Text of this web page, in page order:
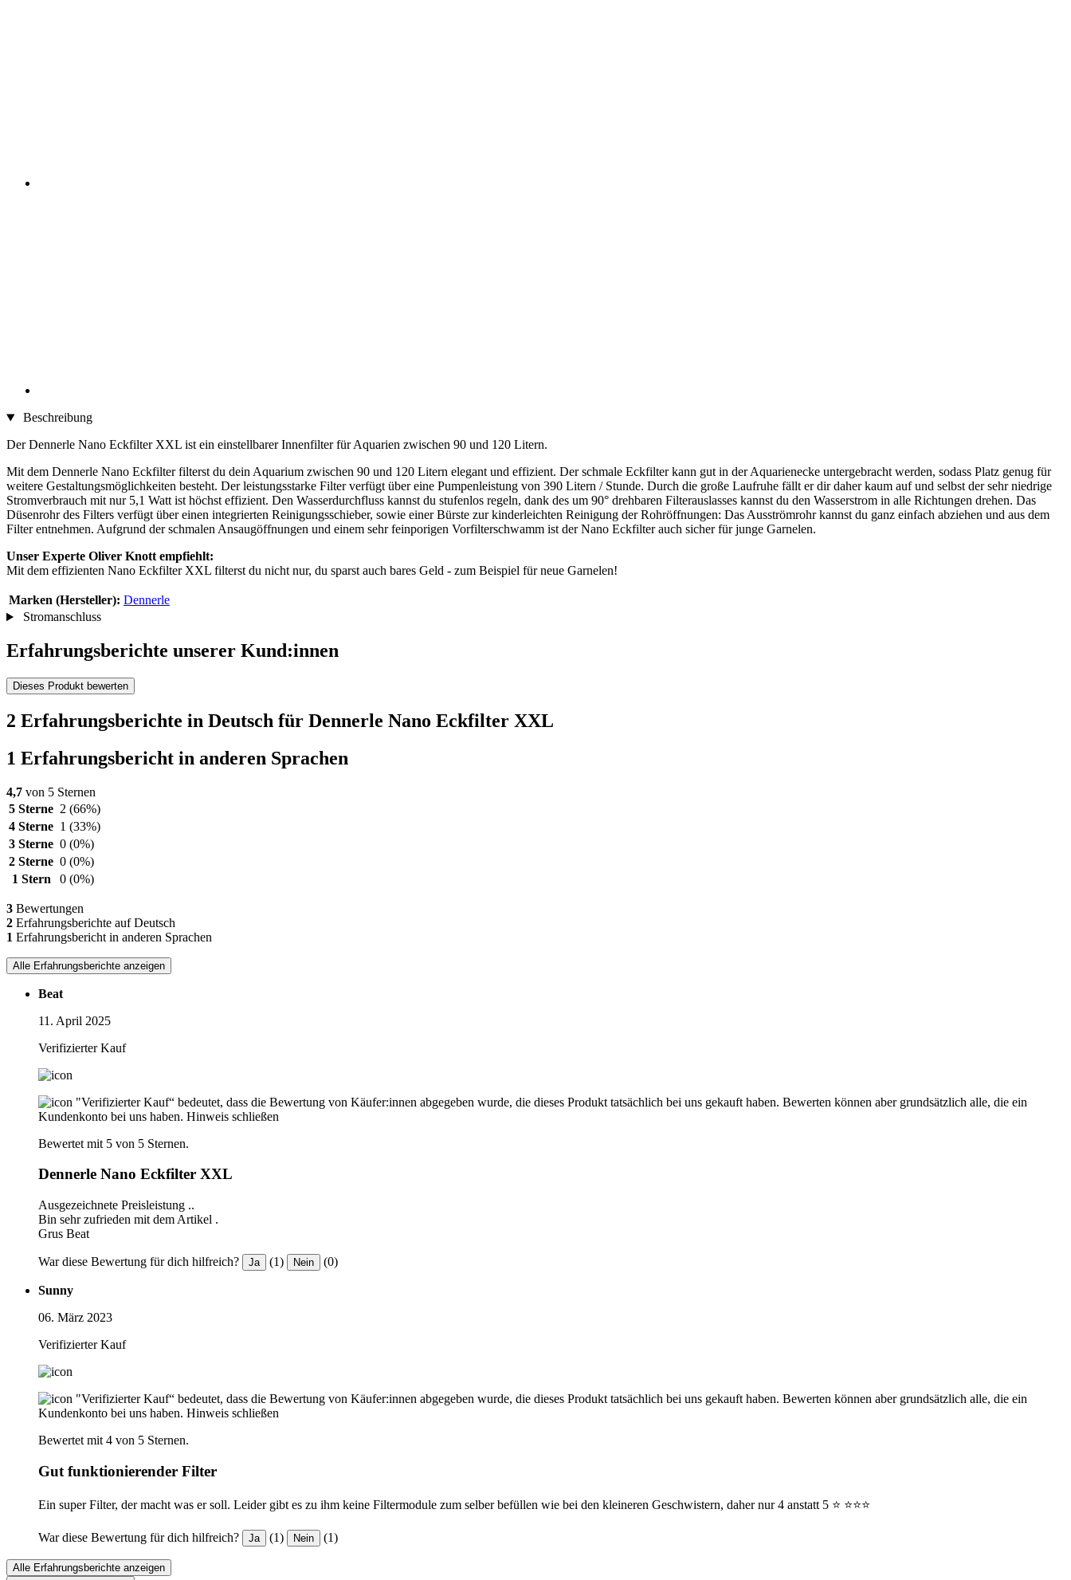
Beschreibung
Der Dennerle Nano Eckfilter XXL ist ein einstellbarer Innenfilter für Aquarien zwischen 90 und 120 Litern.
Mit dem Dennerle Nano Eckfilter filterst du dein Aquarium zwischen 90 und 120 Litern elegant und effizient. Der schmale Eckfilter kann gut in der Aquarienecke untergebracht werden, sodass Platz genug für
weitere Gestaltungsmöglichkeiten besteht. Der leistungsstarke Filter verfügt über eine Pumpenleistung von 390 Litern / Stunde. Durch die große Laufruhe fällt er dir daher kaum auf und selbst der sehr niedrige
Stromverbrauch mit nur 5,1 Watt ist höchst effizient. Den Wasserdurchfluss kannst du stufenlos regeln, dank des um 90° drehbaren Filterauslasses kannst du den Wasserstrom in alle Richtungen drehen. Das
Düsenrohr des Filters verfügt über einen integrierten Reinigungsschieber, sowie einer Bürste zur kinderleichten Reinigung der Rohröffnungen: Das Ausströmrohr kannst du ganz einfach abziehen und aus dem
Filter entnehmen. Aufgrund der schmalen Ansaugöffnungen und einem sehr feinporigen Vorfilterschwamm ist der Nano Eckfilter auch sicher für junge Garnelen.
Unser Experte Oliver Knott empfiehlt:
Mit dem effizienten Nano Eckfilter XXL filterst du nicht nur, du sparst auch bares Geld - zum Beispiel für neue Garnelen!
Marken (Hersteller): Dennerle
Stromanschluss
Erfahrungsberichte unserer Kund:innen
Dieses Produkt bewerten
2 Erfahrungsberichte in Deutsch für Dennerle Nano Eckfilter XXL
1 Erfahrungsbericht in anderen Sprachen
4,7 von 5 Sternen
5 Sterne 2 (66%)
4 Sterne 1 (33%)
3 Sterne 0 (0%)
2 Sterne 0 (0%)
1 Stern
0 (0%)
3 Bewertungen
2 Erfahrungsberichte auf Deutsch
1 Erfahrungsbericht in anderen Sprachen
Alle Erfahrungsberichte anzeigen
Beat
11. April 2025
Verifizierter Kauf
"Verifizierter Kauf“ bedeutet, dass die Bewertung von Käufer:innen abgegeben wurde, die dieses Produkt tatsächlich bei uns gekauft haben. Bewerten können aber grundsätzlich alle, die ein
Kundenkonto bei uns haben. Hinweis schließen
Bewertet mit 5 von 5 Sternen.
Dennerle Nano Eckfilter XXL
Ausgezeichnete Preisleistung ..
Bin sehr zufrieden mit dem Artikel .
Grus Beat
War diese Bewertung für dich hilfreich? Ja (1) Nein (0)
Sunny
06. März 2023
Verifizierter Kauf
"Verifizierter Kauf“ bedeutet, dass die Bewertung von Käufer:innen abgegeben wurde, die dieses Produkt tatsächlich bei uns gekauft haben. Bewerten können aber grundsätzlich alle, die ein
Kundenkonto bei uns haben. Hinweis schließen
Bewertet mit 4 von 5 Sternen.
Gut funktionierender Filter
Ein super Filter, der macht was er soll. Leider gibt es zu ihm keine Filtermodule zum selber befüllen wie bei den kleineren Geschwistern, daher nur 4 anstatt 5 ⭐️ ⭐️⭐️⭐️
War diese Bewertung für dich hilfreich? Ja (1) Nein (1)
Alle Erfahrungsberichte anzeigen